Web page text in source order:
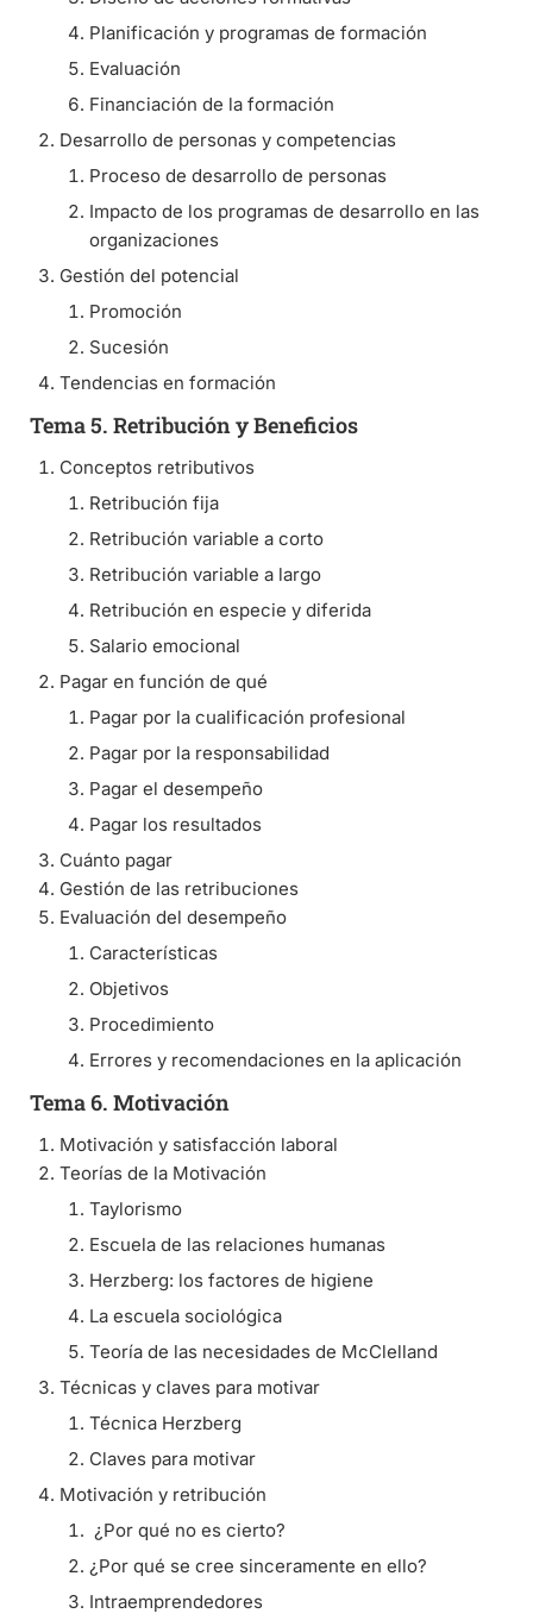
Planificación y programas de formación
Evaluación
Financiación de la formación
Desarrollo de personas y competencias
Proceso de desarrollo de personas
Impacto de los programas de desarrollo en las
organizaciones
Gestión del potencial
Promoción
Sucesión
Tendencias en formación
Tema 5. Retribución y Beneficios
Conceptos retributivos
Retribución fija
Retribución variable a corto
Retribución variable a largo
Retribución en especie y diferida
Salario emocional
Pagar en función de qué
Pagar por la cualificación profesional
Pagar por la responsabilidad
Pagar el desempeño
Pagar los resultados
Cuánto pagar
Gestión de las retribuciones
Evaluación del desempeño
Características
Objetivos
Procedimiento
Errores y recomendaciones en la aplicación
Tema 6. Motivación
Motivación y satisfacción laboral
Teorías de la Motivación
Taylorismo
Escuela de las relaciones humanas
Herzberg: los factores de higiene
La escuela sociológica
Teoría de las necesidades de McClelland
Técnicas y claves para motivar
Técnica Herzberg
Claves para motivar
Motivación y retribución
¿Por qué no es cierto?
¿Por qué se cree sinceramente en ello?
Intraemprendedores